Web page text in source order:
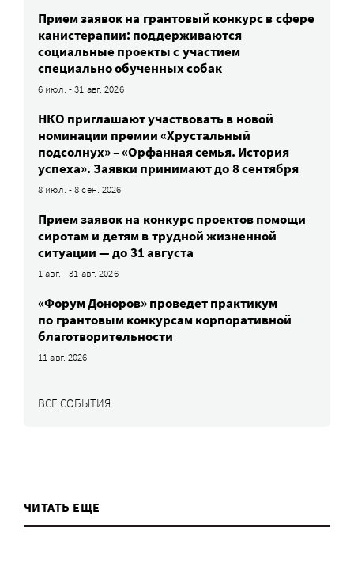
Прием заявок на грантовый конкурс в сфере
канистерапии: поддерживаются
социальные проекты с участием
специально обученных собак
6 июл. - 31 авг. 2026
НКО приглашают участвовать в новой
номинации премии «Хрустальный
подсолнух» – «Орфанная семья. История
успеха». Заявки принимают до 8 сентября
8 июл. - 8 сен. 2026
Прием заявок на конкурс проектов помощи
сиротам и детям в трудной жизненной
ситуации — до 31 августа
1 авг. - 31 авг. 2026
«Форум Доноров» проведет практикум
по грантовым конкурсам корпоративной
благотворительности
11 авг. 2026
ВСЕ СОБЫТИЯ
ЧИТАТЬ ЕЩЕ